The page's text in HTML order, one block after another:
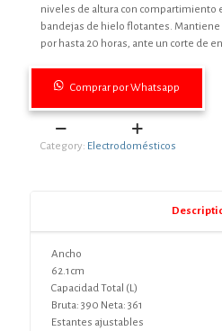
niveles de altura con compartimiento
bandejas de hielo flotantes.
por hasta 20 horas, ante un corte de
Comprar por Whatsapp
HELADERA
CONSUL
Category: Electrodomésticos
Ancho
62.1cm
Capacidad Total (L)
Bruta: 390 Neta: 361
Estantes ajustables